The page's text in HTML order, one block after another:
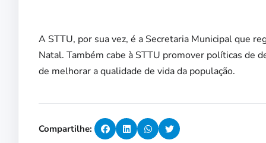
A STTU, por sua vez, é a Secretaria Municipal que
Natal. Também cabe à STTU promover políticas de
de melhorar a qualidade de vida da população.
Compartilhe: